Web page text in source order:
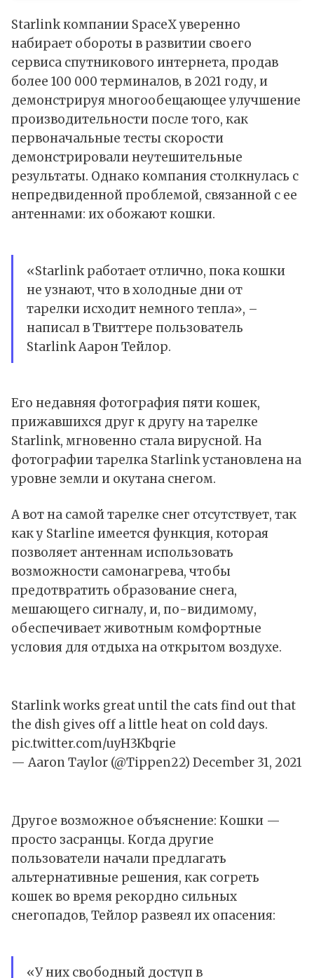
Starlink компании SpaceX уверенно
набирает обороты в развитии своего
сервиса спутникового интернета, продав
более 100 000 терминалов, в 2021 году, и
демонстрируя многообещающее улучшение
производительности после того, как
первоначальные тесты скорости
демонстрировали неутешительные
результаты. Однако компания столкнулась с
непредвиденной проблемой, связанной с ее
антеннами: их обожают кошки.
«Starlink работает отлично, пока кошки
не узнают, что в холодные дни от
тарелки исходит немного тепла», –
написал в Твиттере пользователь
Starlink Аарон Тейлор.
Его недавняя фотография пяти кошек,
прижавшихся друг к другу на тарелке
Starlink, мгновенно стала вирусной. На
фотографии тарелка Starlink установлена на
уровне земли и окутана снегом.
А вот на самой тарелке снег отсутствует, так
как у Starline имеется функция, которая
позволяет антеннам использовать
возможности самонагрева, чтобы
предотвратить образование снега,
мешающего сигналу, и, по-видимому,
обеспечивает животным комфортные
условия для отдыха на открытом воздухе.
Starlink works great until the cats find out that
the dish gives off a little heat on cold days.
pic.twitter.com/uyH3Kbqrie
— Aaron Taylor (@Tippen22) December 31, 2021
Другое возможное объяснение: Кошки —
просто засранцы. Когда другие
пользователи начали предлагать
альтернативные решения, как согреть
кошек во время рекордно сильных
снегопадов, Тейлор развеял их опасения:
«У них свободный доступ в